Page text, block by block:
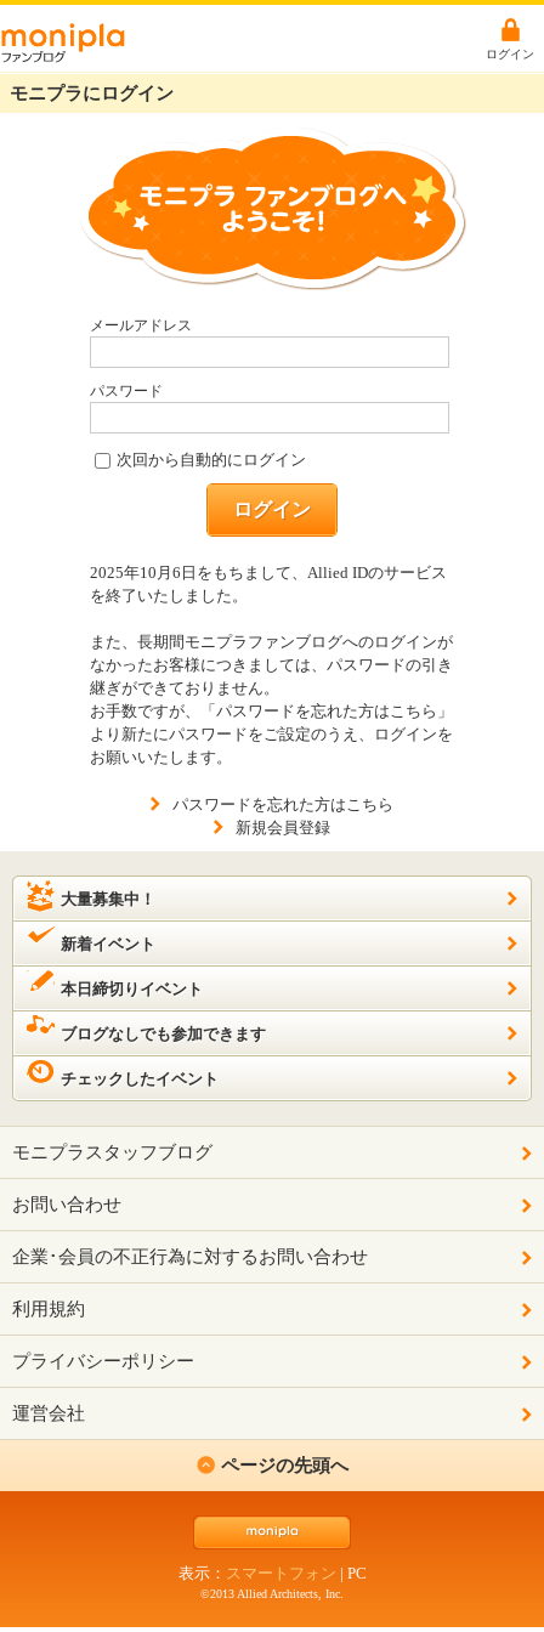
ログイン
モニプラにログイン
メールアドレス
パスワード
次回から自動的にログイン
ログイン
2025年10月6日をもちまして、Allied IDのサービス
を終了いたしました。
また、長期間モニプラファンブログへのログインが
なかったお客様につきましては、パスワードの引き
継ぎができておりません。
お手数ですが、「パスワードを忘れた方はこちら」
より新たにパスワードをご設定のうえ、ログインを
お願いいたします。
パスワードを忘れた方はこちら
新規会員登録
大量募集中！
新着イベント
本日締切りイベント
ブログなしでも参加できます
チェックしたイベント
モニプラスタッフブログ
お問い合わせ
企業･会員の不正行為に対するお問い合わせ
利用規約
プライバシーポリシー
運営会社
ページの先頭へ
表示： スマートフォン | PC
©2013 Allied Architects, Inc.